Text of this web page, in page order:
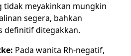
tidak meyakinkan mungkin
segera, bahkan
definitif ditegakkan.
Pada wanita Rh-negatif,